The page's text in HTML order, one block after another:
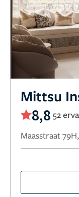
Mittsu
8,8 52
Maasstraat